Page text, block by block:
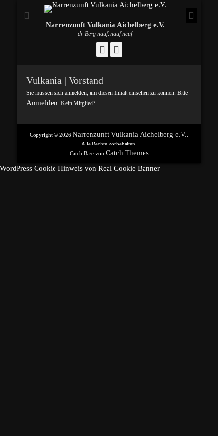
Narrenzunft Vulkania Aichelberg e.V.
dr Berg nauf, nauf nauf
Facebook
Vulkania | Vorstand
Sie müssen sich anmelden, um diesen Inhalt einsehen zu können. Bitte
Anmelden. Kein Mitglied?
Copyright © 2026 Narrenzunft Vulkania Aichelberg e.V.
Alle Rechte vorbehalten.
Catch Base von Catch Themes
WordPress Cookie Hinweis von Real Cookie Banner